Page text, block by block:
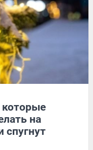
на
спугнут